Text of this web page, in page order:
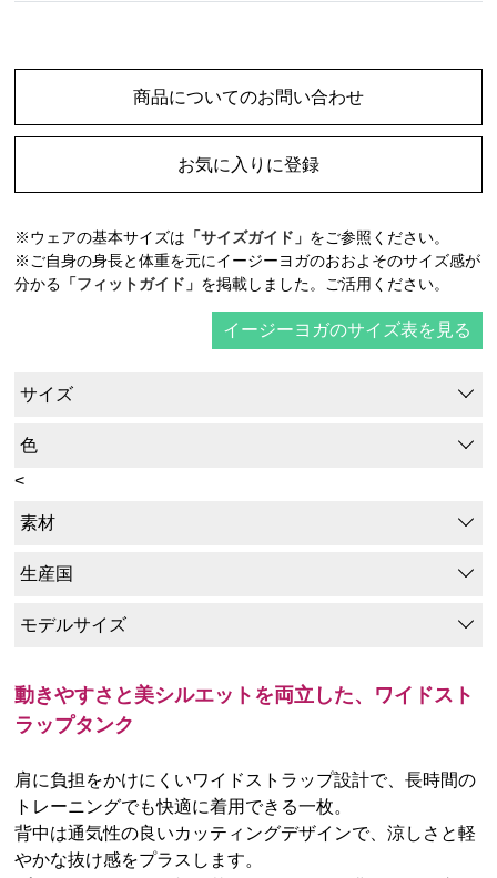
商品についてのお問い合わせ
お気に入りに登録
※ウェアの基本サイズは 「サイズガイド」 をご参照ください。
※ご自身の身長と体重を元にイージーヨガのおおよそのサイズ感が
分かる 「フィットガイド」 を掲載しました。ご活用ください。
イージーヨガのサイズ表を見る
サイズ
色
<
素材
生産国
モデルサイズ
動きやすさと美シルエットを両立した、ワイドスト
ラップタンク
肩に負担をかけにくいワイドストラップ設計で、長時間の
トレーニングでも快適に着用できる一枚。
背中は通気性の良いカッティングデザインで、涼しさと軽
やかな抜け感をプラスします。